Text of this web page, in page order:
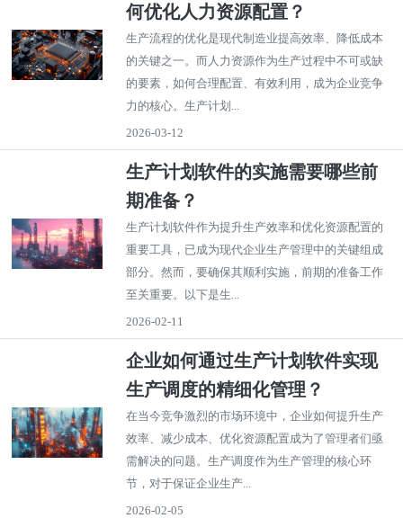
何优化人力资源配置？
生产流程的优化是现代制造业提高效率、降低成本
的关键之一。而人力资源作为生产过程中不可或缺
的要素，如何合理配置、有效利用，成为企业竞争
力的核心。生产计划...
2026-03-12
生产计划软件的实施需要哪些前
期准备？
生产计划软件作为提升生产效率和优化资源配置的
重要工具，已成为现代企业生产管理中的关键组成
部分。然而，要确保其顺利实施，前期的准备工作
至关重要。以下是生...
2026-02-11
企业如何通过生产计划软件实现
生产调度的精细化管理？
在当今竞争激烈的市场环境中，企业如何提升生产
效率、减少成本、优化资源配置成为了管理者们亟
需解决的问题。生产调度作为生产管理的核心环
节，对于保证企业生产...
2026-02-05